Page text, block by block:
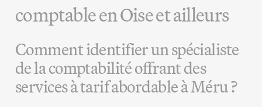
comptable en Oise et ailleurs
Comment identifier un spécialiste
de la comptabilité offrant des
services à tarif abordable à Méru ?